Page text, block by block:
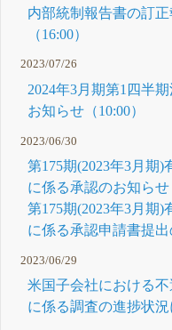
内部統制報告書の訂
（16:00）
2023/07/26
2024年3月期第1四半
お知らせ（10:00）
2023/06/30
第175期(2023年3月期
に係る承認のお知らせ
第175期(2023年3月期
に係る承認申請書提出
2023/06/29
米国子会社における
に係る調査の進捗状況